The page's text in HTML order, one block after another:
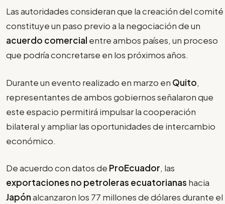
Las autoridades consideran que la creación del comité
constituye un paso previo a la negociación de un
acuerdo comercial entre ambos países, un proceso
que podría concretarse en los próximos años.
Durante un evento realizado en marzo en Quito,
representantes de ambos gobiernos señalaron que
este espacio permitirá impulsar la cooperación
bilateral y ampliar las oportunidades de intercambio
económico.
De acuerdo con datos de ProEcuador, las
exportaciones no petroleras ecuatorianas hacia
Japónalcanzaron los 77 millones de dólares durante el